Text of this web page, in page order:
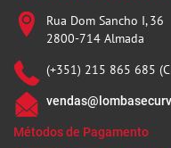
Rua Dom Sancho I, 36
2800-714 Almada
(+351) 215 865 685
Métodos de Pagamento